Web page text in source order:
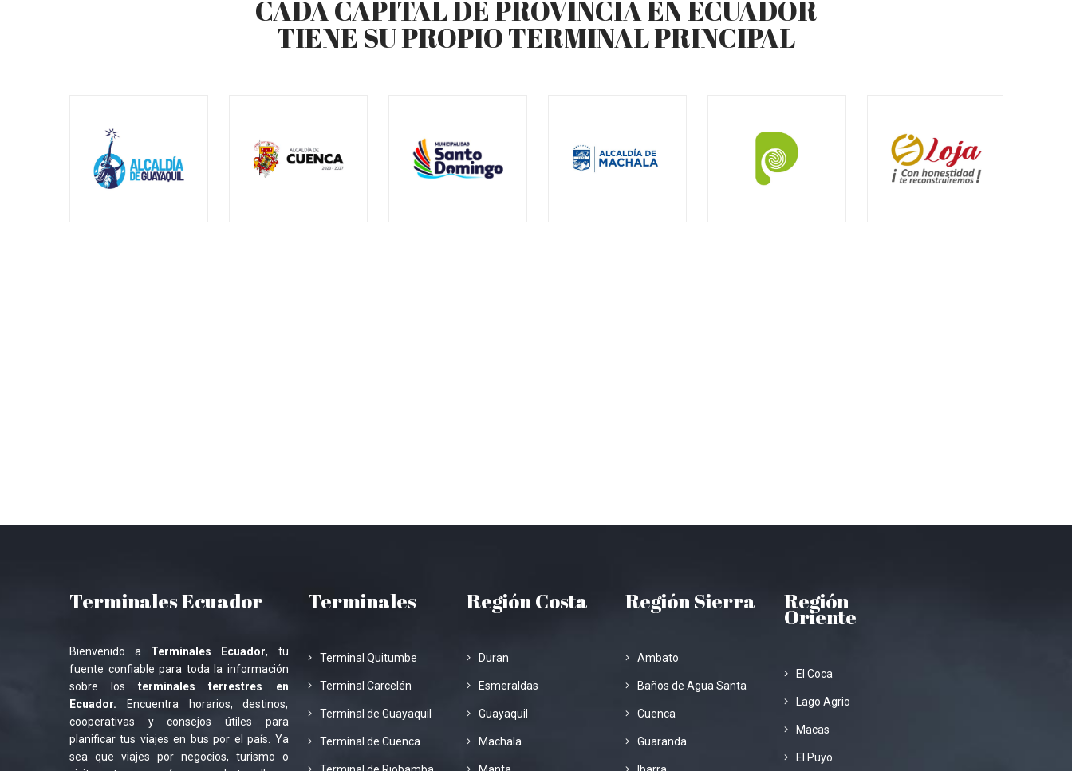
CADA CAPITAL DE PROVINCIA EN ECUADOR
TIENE SU PROPIO TERMINAL PRINCIPAL
Terminales Ecuador
Bienvenido a Terminales Ecuador, tu
fuente confiable para toda la información
sobre losterminales terrestres en
Ecuador. Encuentra horarios, destinos,
cooperativas y consejos útiles para
planificar tus viajes en bus por el país. Ya
sea que viajes por negocios, turismo o
Terminales
Terminal Quitumbe
Terminal Carcelén
Terminal de Guayaquil
Terminal de Cuenca
Región Costa
Duran
Esmeraldas
Guayaquil
Machala
Región Sierra
Ambato
Baños de Agua Santa
Cuenca
Guaranda
Región
Oriente
El Coca
Lago Agrio
Macas
El Puyo